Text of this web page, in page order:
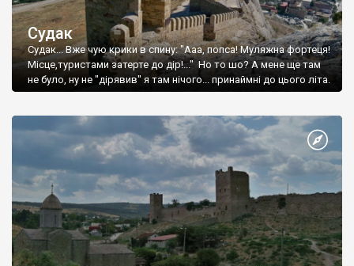
Судак
Судак... Вже чую крики в спину: "Ааа, попса! Муляжна фортеця!
Місце,туристами затерте до дір!..." Но то шо? А мене ще там
не було, ну не "дірявив" я там нічого... принаймні до цього літа.